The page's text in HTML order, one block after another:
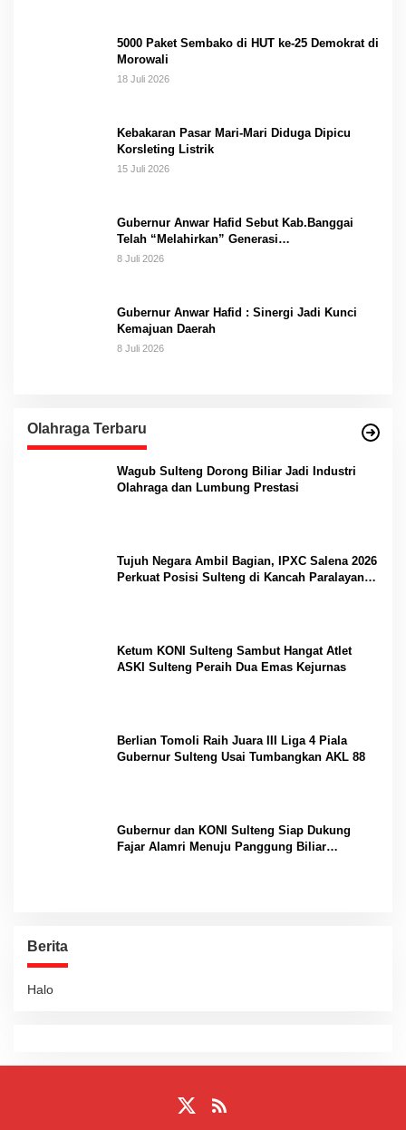
5000 Paket Sembako di HUT ke-25 Demokrat di
Morowali
18 Juli 2026
Kebakaran Pasar Mari-Mari Diduga Dipicu
Korsleting Listrik
15 Juli 2026
Gubernur Anwar Hafid Sebut Kab.Banggai
Telah “Melahirkan” Generasi…
8 Juli 2026
Gubernur Anwar Hafid : Sinergi Jadi Kunci
Kemajuan Daerah
8 Juli 2026
Olahraga Terbaru
Wagub Sulteng Dorong Biliar Jadi Industri
Olahraga dan Lumbung Prestasi
Tujuh Negara Ambil Bagian, IPXC Salena 2026
Perkuat Posisi Sulteng di Kancah Paralayang
Ketum KONI Sulteng Sambut Hangat Atlet
ASKI Sulteng Peraih Dua Emas Kejurnas
Berlian Tomoli Raih Juara III Liga 4 Piala
Gubernur Sulteng Usai Tumbangkan AKL 88
Gubernur dan KONI Sulteng Siap Dukung
Fajar Alamri Menuju Panggung Biliar
Berita
Halo